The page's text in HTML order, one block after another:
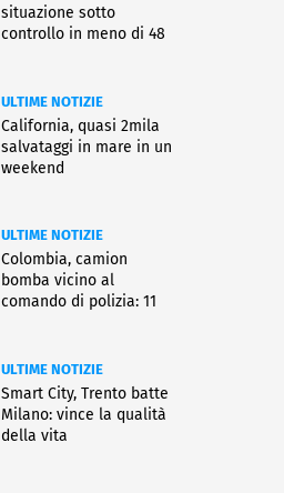
situazione sotto
controllo in meno di 48
ULTIME NOTIZIE
California, quasi 2mila
salvataggi in mare in un
weekend
ULTIME NOTIZIE
Colombia, camion
bomba vicino al
comando di polizia: 11
ULTIME NOTIZIE
Smart City, Trento batte
Milano: vince la qualità
della vita